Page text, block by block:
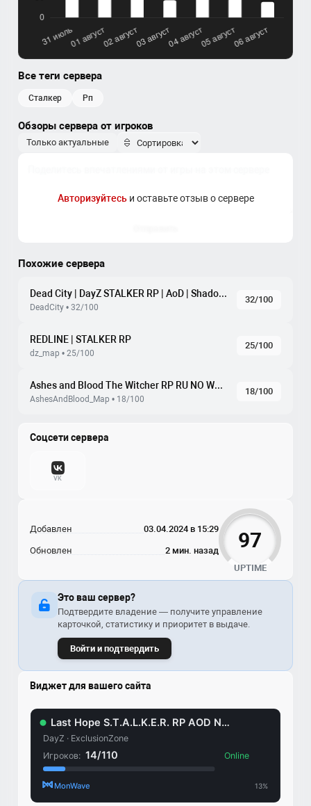
Все теги сервера
сталкер рп
Обзоры сервера от игроков
Только актуальные
Авторизуйтесьи оставьте отзыв о сервере
Похожие сервера
Dead City | DayZ STALKER RP | AoD | Shadow of Chernobyl
DeadCity • 32/100
32/100
REDLINE | STALKER RP
dz_map • 25/100
25/100
Ashes and Blood The Witcher RP RU NO WHITELIST
AshesAndBlood_Map • 18/100
18/100
Соцсети сервера
VK
Добавлен 03.04.2024 в 15:29
Обновлен 2 мин. назад 97
UPTIME
Это ваш сервер?
Подтвердите владение — получите управление
карточкой, статистику и приоритет в выдаче.
Войти и подтвердить
Виджет для вашего сайта